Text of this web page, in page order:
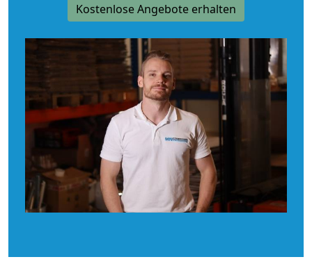
Kostenlose Angebote erhalten